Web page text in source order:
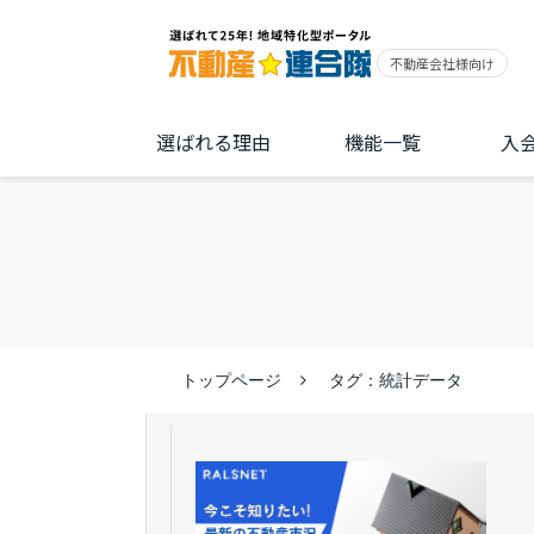
選ばれる理由 機能一覧 入
トップページ タグ：統計データ